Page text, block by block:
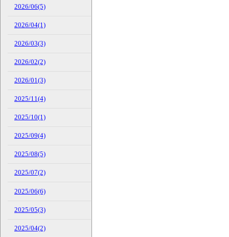
2026/06(5)
2026/04(1)
2026/03(3)
2026/02(2)
2026/01(3)
2025/11(4)
2025/10(1)
2025/09(4)
2025/08(5)
2025/07(2)
2025/06(6)
2025/05(3)
2025/04(2)